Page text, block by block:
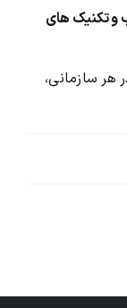
و تکنیک های
سازمانی،